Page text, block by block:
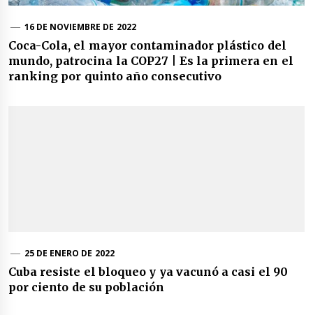
16 DE NOVIEMBRE DE 2022
Coca-Cola, el mayor contaminador plástico del
mundo, patrocina la COP27 | Es la primera en el
ranking por quinto año consecutivo
25 DE ENERO DE 2022
Cuba resiste el bloqueo y ya vacunó a casi el 90
por ciento de su población